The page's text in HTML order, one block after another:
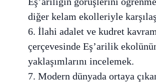
diğer kelam ekolleriyle
6. İlahi adalet ve kudret
çerçevesinde Eş’arilik
yaklaşımlarını incelemek.
7. Modern dünyada ortaya